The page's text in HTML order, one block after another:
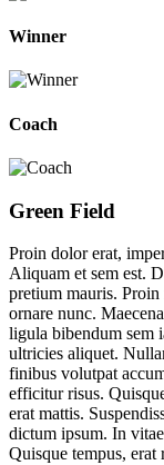
Winner
Coach
Green Field
Proin dolor erat,
Aliquam et sem est.
pretium mauris.
ornare nunc.
ligula bibendum sem
ultricies aliquet.
finibus volutpat
efficitur risus.
erat mattis.
dictum ipsum. In
Quisque tempus, erat